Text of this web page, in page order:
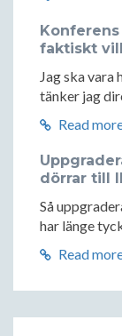
faktiskt
Jag ska vara
tänker jag
Read
dörrar till
Så
har länge
Read